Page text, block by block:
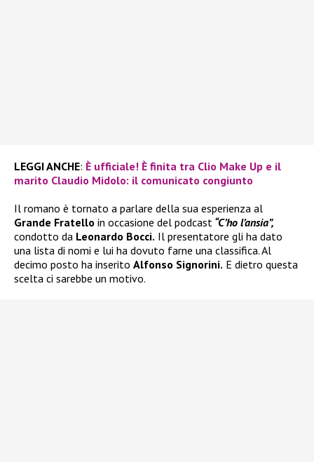
LEGGI ANCHE: È ufficiale! È finita tra Clio Make Up e il
marito Claudio Midolo: il comunicato congiunto
Il romano è tornato a parlare della sua esperienza al
Grande Fratello in occasione del podcast “C’ho l’ansia”,
condotto da Leonardo Bocci. Il presentatore gli ha dato
una lista di nomi e lui ha dovuto farne una classifica. Al
decimo posto ha inserito Alfonso Signorini. E dietro questa
scelta ci sarebbe un motivo.